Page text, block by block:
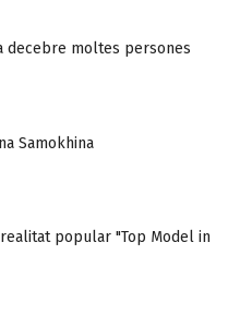
decebre moltes persones
Samokhina
popular "Top Model in